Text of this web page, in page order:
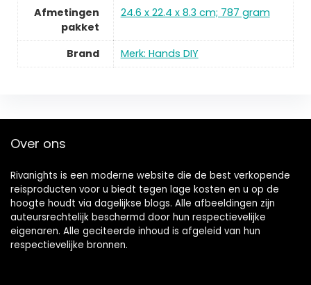
Afmetingen
pakket
24.6 x 22.4 x 8.3 cm; 787 gram
Brand Merk: Hands DIY
Over ons
Rivanights is een moderne website die de best verkopende
reisproducten voor u biedt tegen lage kosten en u op de
hoogte houdt via dagelijkse blogs. Alle afbeeldingen zijn
auteursrechtelijk beschermd door hun respectievelijke
eigenaren. Alle geciteerde inhoud is afgeleid van hun
respectievelijke bronnen.